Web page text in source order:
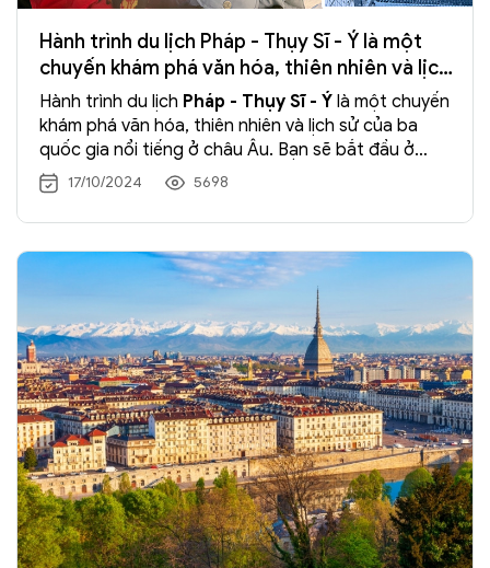
Hành trình du lịch Pháp - Thụy Sĩ - Ý là một
chuyến khám phá văn hóa, thiên nhiên và lịch
sử của ba quốc gia nổi tiếng ở châu Âu
Hành trình du lịch Pháp - Thụy Sĩ - Ý là một chuyến
khám phá văn hóa, thiên nhiên và lịch sử của ba
quốc gia nổi tiếng ở châu Âu. Bạn sẽ bắt đầu ở
Pháp, với Paris – thành phố của tình yêu, thăm
tháp Eiffel, bảo tàng Louvre và những đại lộ lãng
mạn. Tiếp theo, hành trình đến Thụy Sĩ, nơi có cảnh
sắc thiên nhiên tuyệt đẹp với núi non, hồ nước và
những ngôi làng thanh bình như Lucerne hay
Interlaken. Cuối cùng là Ý, với những thành phố
giàu lịch sử như Rome, Florence, và Venice, nơi bạn
sẽ chiêm ngưỡng những công trình kiến trúc cổ
điển, đài phun nước, và kênh đào thơ mộng. Đây là
hành trình kết hợp hoàn hảo giữa nghệ thuật, ẩm
thực và cảnh đẹp tự nhiên.
17/10/2024 5698